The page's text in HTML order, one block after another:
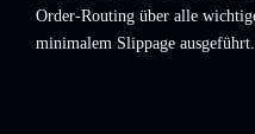
Order-Routing über alle
minimalem Slippage ausgeführt.